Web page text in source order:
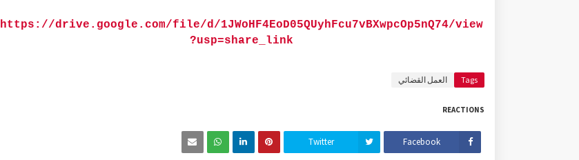
https://drive.google.com/file/d/1JWoHF4EoD05QUyhFcu7vBXwpcOp5nQ74/view
?usp=share_link
Tags العمل القضائي
REACTIONS
Facebook
Twitter